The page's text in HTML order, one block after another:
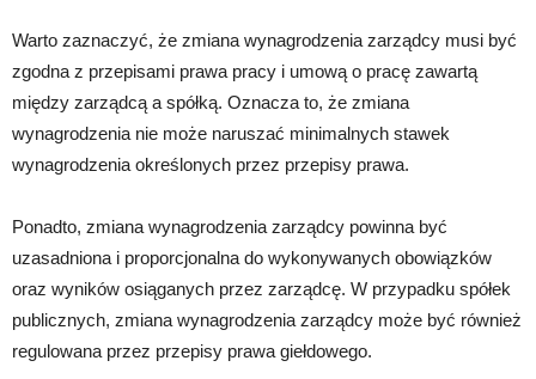
Warto zaznaczyć, że zmiana wynagrodzenia zarządcy musi być
zgodna z przepisami prawa pracy i umową o pracę zawartą
między zarządcą a spółką. Oznacza to, że zmiana
wynagrodzenia nie może naruszać minimalnych stawek
wynagrodzenia określonych przez przepisy prawa.
Ponadto, zmiana wynagrodzenia zarządcy powinna być
uzasadniona i proporcjonalna do wykonywanych obowiązków
oraz wyników osiąganych przez zarządcę. W przypadku spółek
publicznych, zmiana wynagrodzenia zarządcy może być również
regulowana przez przepisy prawa giełdowego.